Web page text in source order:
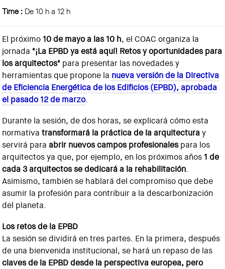
Time : De 10 h a 12 h
El próximo 10 de mayo a las 10 h, el COAC organiza la
jornada "¡La EPBD ya está aquí! Retos y oportunidades para
los arquitectos" para presentar las novedades y
herramientas que propone la nueva versión de la Directiva
de Eficiencia Energética de los Edificios (EPBD), aprobada
el pasado 12 de marzo.
Durante la sesión, de dos horas, se explicará cómo esta
normativatransformará la práctica de la arquitecturay
servirá para abrir nuevos campos profesionalespara los
arquitectos ya que, por ejemplo, en los próximos años 1 de
cada 3 arquitectos se dedicará a la rehabilitación.
Asimismo, también se hablará del compromiso que debe
asumir la profesión para contribuir a la descarbonización
del planeta.
Los retos de la EPBD
La sesión se dividirá en tres partes. En la primera, después
de una bienvenida institucional, se hará un repaso de las
claves de la EPBD desde la perspectiva europea, pero